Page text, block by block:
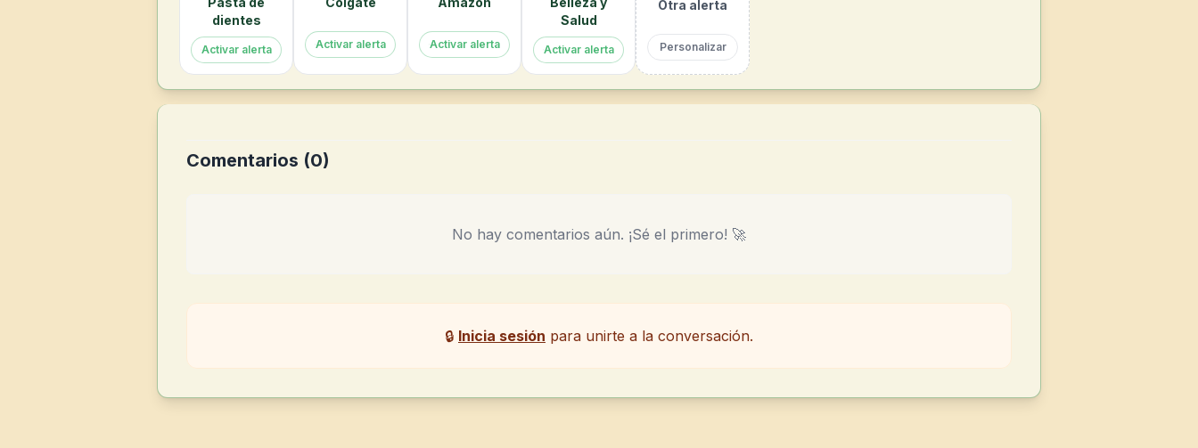
dientes
Activar alerta Activar alerta Activar alerta
Salud
Activar alerta
Otra alerta
Personalizar
Comentarios (0)
No hay comentarios aún. ¡Sé el primero! 🚀
🔒 Inicia sesión para unirte a la conversación.